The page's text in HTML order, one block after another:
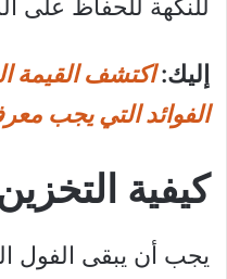
للنكهة للحفاظ على
إليك:اكتشف القيمة
الفوائد التي يجب
كيفية
يجب أن يبقى الفول